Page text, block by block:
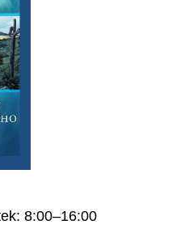
8:00–16:00